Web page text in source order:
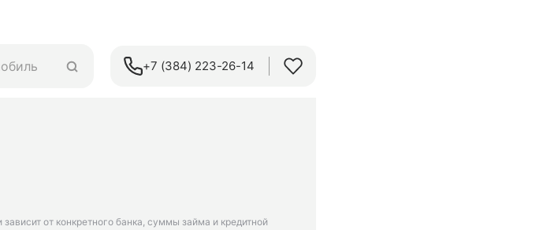
+7 (384) 223-26-14‬
от конкретного банка, суммы займа и кредитной